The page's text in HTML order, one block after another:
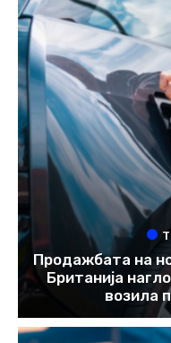
Продажбата на
Британија
возила